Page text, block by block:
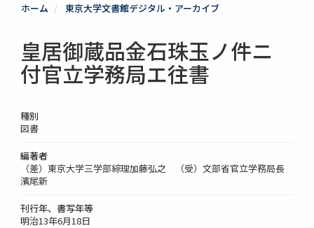
ホーム 東京大学文書館デジタル・アーカイブ
皇居御蔵品金石珠玉ノ件ニ
付官立学務局エ往書
種別
図書
編著者
（差）東京大学三学部綜理加藤弘之 （受）文部省官立学務局長
濱尾新
刊行年、書写年等
明治13年6月18日